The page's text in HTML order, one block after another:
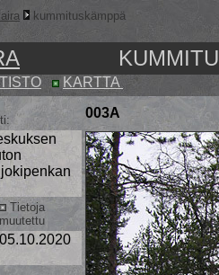
kummituskämppä
KARTTA
003A
Tietoja
muutettu
05.10.2020